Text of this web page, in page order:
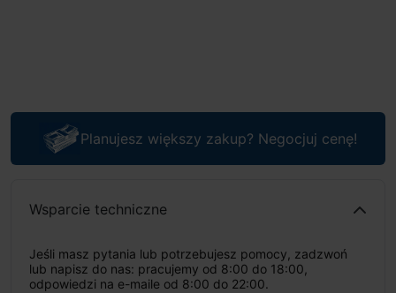
Planujesz większy zakup? Negocjuj cenę!
Wsparcie techniczne
Jeśli masz pytania lub potrzebujesz pomocy, zadzwoń
lub napisz do nas: pracujemy od 8:00 do 18:00,
odpowiedzi na e-maile od 8:00 do 22:00.